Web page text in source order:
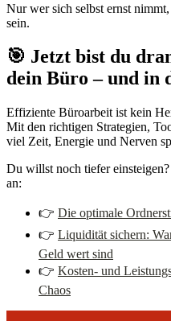
Nur wer sich selbst ernst
sein.
🎯 Jetzt bist du
dein Büro – und in
Effiziente Büroarbeit ist kein
Mit den richtigen Strategien,
viel Zeit, Energie und Nerven
Du willst noch tiefer
an:
👉 Die optimale
👉 Liquidität sichern:
Geld wert sind
👉 Kosten- und
Chaos